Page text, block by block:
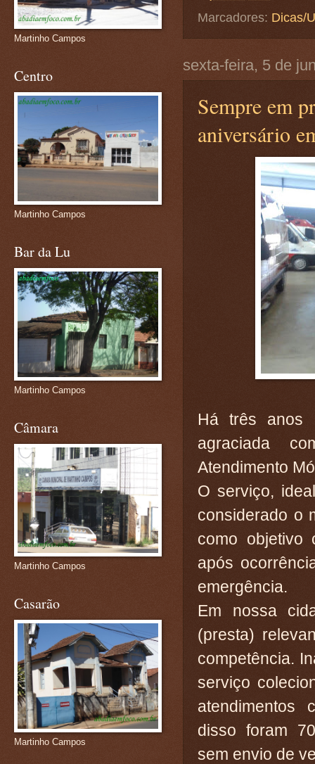
Marcadores: Dicas/
sexta-feira, 5 de
Sempre em
aniversário
Há três anos
agraciada
Atendimento
O serviço,
considerado o
como objetivo
após
emergência.
Em nossa
(presta)
competência.
serviço
atendimentos
disso foram
sem envio de
Martinho Campos
Centro
Martinho Campos
Bar da Lu
Martinho Campos
Câmara
Martinho Campos
Casarão
Martinho Campos